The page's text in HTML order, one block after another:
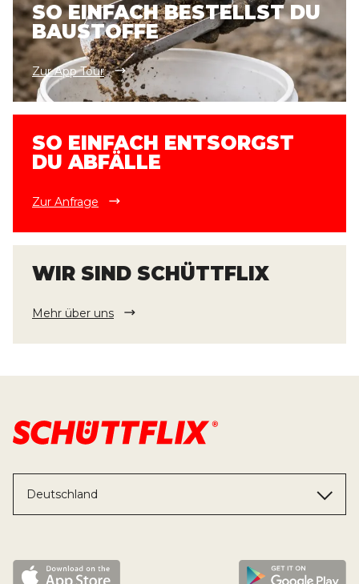
SO EINFACH BESTELLST DU
BAUSTOFFE
Zur App Tour
SO EINFACH ENTSORGST
DU ABFÄLLE
Zur Anfrage
WIR SIND SCHÜTTFLIX
Mehr über uns
Deutschland